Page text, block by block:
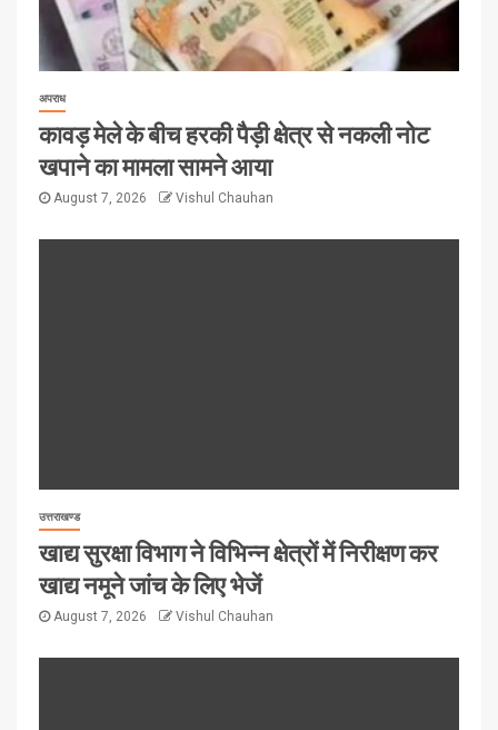
अपराध
कावड़ मेले के बीच हरकी पैड़ी क्षेत्र से नकली नोट
खपाने का मामला सामने आया
August 7, 2026 Vishul Chauhan
उत्तराखण्ड
खाद्य सुरक्षा विभाग ने विभिन्न क्षेत्रों में निरीक्षण कर
खाद्य नमूने जांच के लिए भेजें
August 7, 2026 Vishul Chauhan